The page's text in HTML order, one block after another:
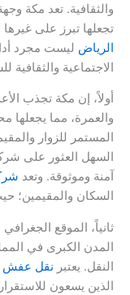
والثقافية. تعد مكة
تجعلها تبرز على
الرياض ليست مجرد
الاجتماعية والثقافية
أولاً، إن مكة تجذب
والعمرة، مما يجعلها
المستمر للزوار
السهل العثور على
آمنة وموثوقة. وتعد
السكان والمقيمين؛
ثانياً، الموقع
المدن الكبرى في
النقل. يعتبر نقل عفش
الذين يسعون